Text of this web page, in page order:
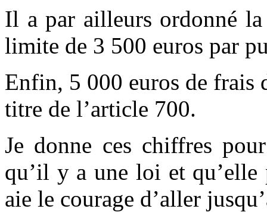
Il a par ailleurs ordonné
limite de 3 500 euros par
Enfin, 5 000 euros de frais
titre de l’article 700.
Je donne ces chiffres
qu’il y a une loi et qu’elle
aie le courage d’aller